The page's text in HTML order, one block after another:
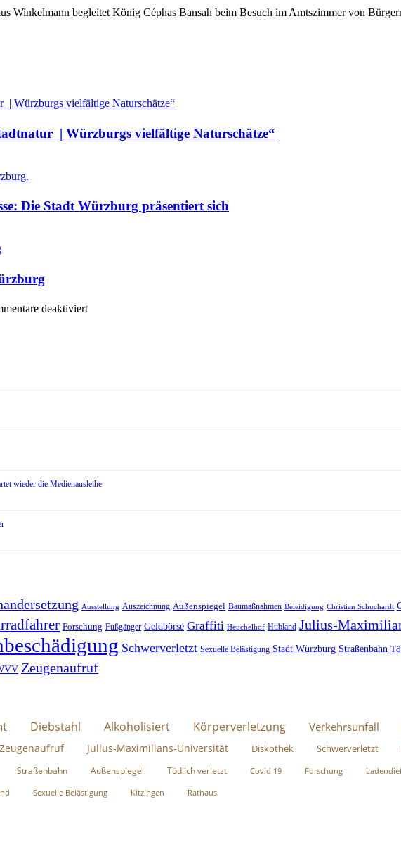
Winkelmann begleitet König Céphas Bansah beim Besuch im Amtszimmer von
| Würzburgs vielfältige Naturschätze“
Die Stadt Würzburg präsentiert sich
deaktiviertfür
wieder die Medienausleihe
Ausstellung Auszeichnung Außenspiegel Baumaßnahmen Beleidigung Christian Schuchardt
Forschung Fußgänger Geldbörse Graffiti Heuchelhof Hubland Julius-
Schwerverletzt Sexuelle Belästigung Stadt Würzburg Straßenbahn
Zeugenaufruf
Diebstahl Alkoholisiert Körperverletzung Verkehrsunfall
Zeugenaufruf Julius-Maximilians-Universität Diskothek Schwerverletzt
Straßenbahn Außenspiegel Tödlich verletzt Covid 19 Forschung
Sexuelle Belästigung Kitzingen Rathaus